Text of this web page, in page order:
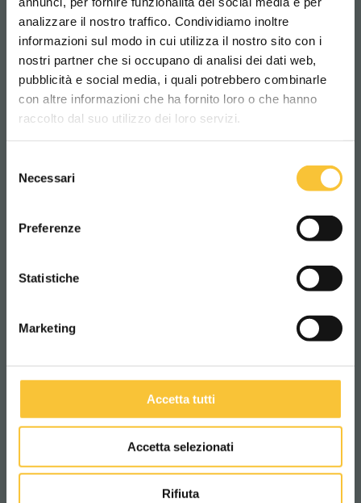
analizzare il nostro traffico. Condividiamo inoltre
informazioni sul modo in cui utilizza il nostro sito con i
nostri partner che si occupano di analisi dei dati web,
pubblicità e social media, i quali potrebbero combinarle
con altre informazioni che ha fornito loro o che hanno
raccolto dal suo utilizzo dei loro servizi.
delNecessari
Preferenze
Statistiche
Marketing
Accetta tutti
Accetta selezionati
Rifiuta
Scegli il paese in cui ti trovi e la tua
lingua per una migliore esperienza di
navigazione